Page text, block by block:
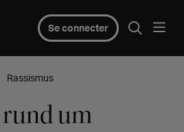
Se connecter
Rassismus
um